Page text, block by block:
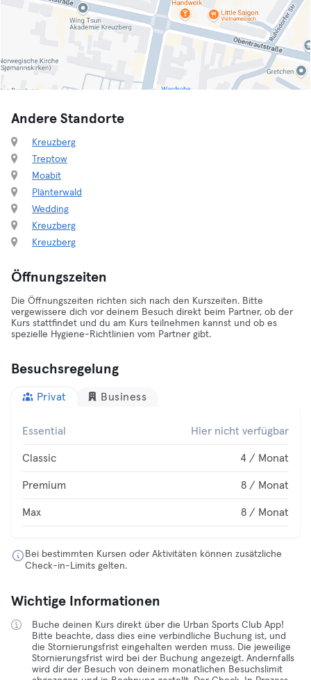
Andere Standorte
Kreuzberg
Treptow
Moabit
Plänterwald
Wedding
Kreuzberg
Kreuzberg
Öffnungszeiten
Die Öffnungszeiten richten sich nach den Kurszeiten. Bitte
vergewissere dich vor deinem Besuch direkt beim Partner, ob der
Kurs stattfindet und du am Kurs teilnehmen kannst und ob es
spezielle Hygiene-Richtlinien vom Partner gibt.
Besuchsregelung
Privat Business
Essential Hier nicht verfügbar
Classic 4 / Monat
Premium 8 / Monat
Max 8 / Monat
Bei bestimmten Kursen oder Aktivitäten können zusätzliche
Check-in-Limits gelten.
Wichtige Informationen
Buche deinen Kurs direkt über die Urban Sports Club App!
Bitte beachte, dass dies eine verbindliche Buchung ist, und
die Stornierungsfrist eingehalten werden muss. Die jeweilige
Stornierungsfrist wird bei der Buchung angezeigt. Andernfalls
wird dir der Besuch von deinem monatlichen Besuchslimit